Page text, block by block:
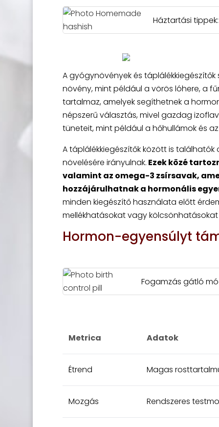
Háztartási
A gyógynövények és
növény, mint például a vörös lóhere, a
tartalmaz, amelyek segíthetnek a
népszerű választás, mivel gazdag
tüneteit, mint például a hőhullámok és
A táplálékkiegészítők között is
növelésére irányulnak. Ezek közé
valamint az omega-3 zsírsavak,
hozzájárulhatnak a hormonális
minden kiegészítő használata előtt
mellékhatásokat vagy kölcsönhatásokat
Hormon-egyensúlyt
Fogamzás gátló
Metrica Adatok
Étrend Magas
Mozgás Rendszeres